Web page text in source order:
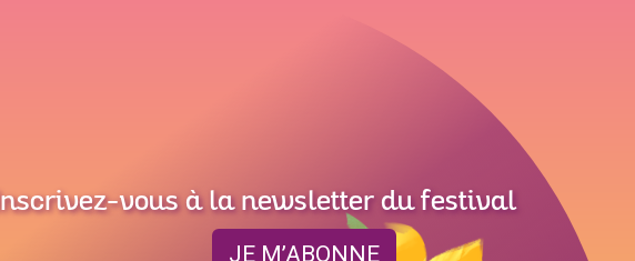
Inscrivez-vous à la newsletter du festival
JE M’ABONNE